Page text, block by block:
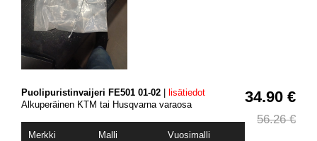
34.90 €
56.26 €
Puolipuristinvaijeri FE501 01-02 | lisätiedot
Alkuperäinen KTM tai Husqvarna varaosa
Merkki Malli
Vuosimalli